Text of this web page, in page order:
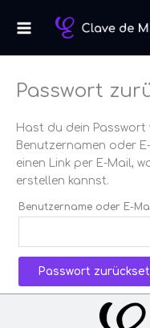
Inhalt
Passwort
Hast du dein Passwort
Benutzernamen oder
einen Link per E-Mail,
erstellen kannst.
Benutzername oder E-
Passwort